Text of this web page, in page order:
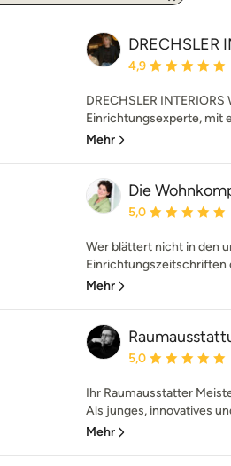
DRECHSLER
Durchschnittliche
4,9
DRECHSLER
Einrichtungsexperte, mit
Mehr
Die
Durchschnittliche
5,0
Wer blättert nicht in den
Einrichtungszeitschriften
Mehr
Durchschnittliche
5,0
Ihr Raumausstatter
Als junges, innovatives
Mehr